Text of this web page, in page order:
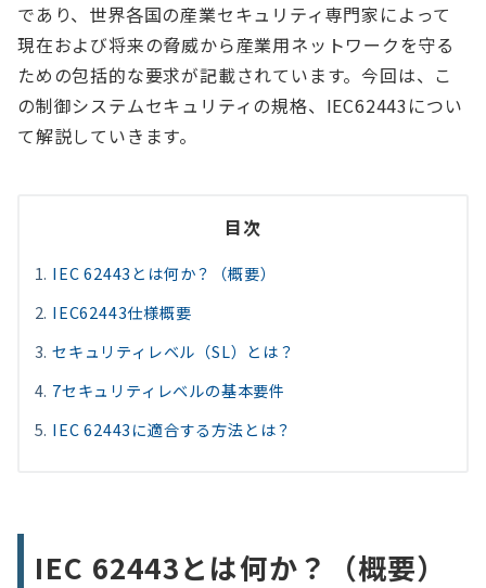
であり、世界各国の産業セキュリティ専門家によって
現在および将来の脅威から産業用ネットワークを守る
ための包括的な要求が記載されています。今回は、こ
の制御システムセキュリティの規格、IEC62443につい
て解説していきます。
目次
IEC 62443とは何か？（概要）
IEC62443仕様概要
セキュリティレベル（SL）とは？
7セキュリティレベルの基本要件
IEC 62443に適合する方法とは？
IEC 62443とは何か？（概要）